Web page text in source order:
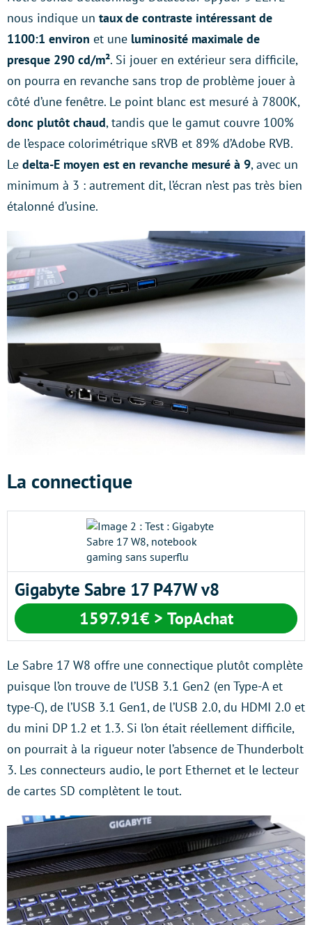
nous indique un taux de contraste intéressant de
1100:1 environ et une luminosité maximale de
presque 290 cd/m². Si jouer en extérieur sera difficile,
on pourra en revanche sans trop de problème jouer à
côté d’une fenêtre. Le point blanc est mesuré à 7800K,
donc plutôt chaud, tandis que le gamut couvre 100%
de l’espace colorimétrique sRVB et 89% d’Adobe RVB.
Le delta-E moyen est en revanche mesuré à 9, avec un
minimum à 3 : autrement dit, l’écran n’est pas très bien
étalonné d’usine.
La connectique
Gigabyte Sabre 17 P47W v8
1597.91€ > TopAchat
Le Sabre 17 W8 offre une connectique plutôt complète
puisque l’on trouve de l’USB 3.1 Gen2 (en Type-A et
type-C), de l’USB 3.1 Gen1, de l’USB 2.0, du HDMI 2.0 et
du mini DP 1.2 et 1.3. Si l’on était réellement difficile,
on pourrait à la rigueur noter l’absence de Thunderbolt
3. Les connecteurs audio, le port Ethernet et le lecteur
de cartes SD complètent le tout.